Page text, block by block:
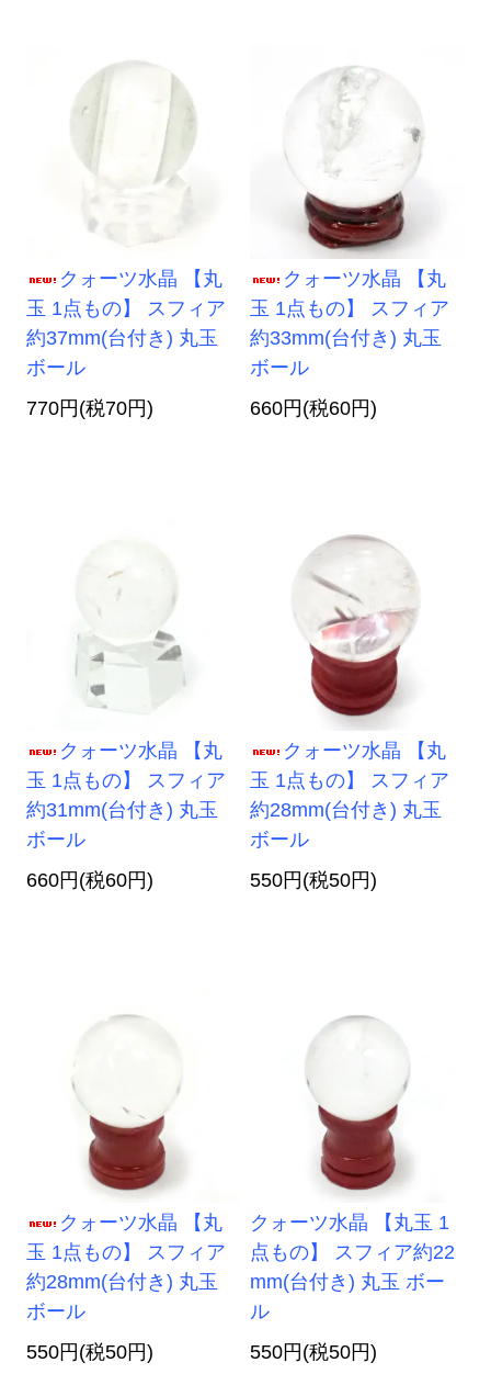
クォーツ水晶 【丸
玉 1点もの】 スフィア
約37mm(台付き) 丸玉
ボール
770円(税70円)
クォーツ水晶 【丸
玉 1点もの】 スフィア
約33mm(台付き) 丸玉
ボール
660円(税60円)
クォーツ水晶 【丸
玉 1点もの】 スフィア
約31mm(台付き) 丸玉
ボール
660円(税60円)
クォーツ水晶 【丸
玉 1点もの】 スフィア
約28mm(台付き) 丸玉
ボール
550円(税50円)
クォーツ水晶 【丸
玉 1点もの】 スフィア
約28mm(台付き) 丸玉
ボール
550円(税50円)
クォーツ水晶 【丸玉 1
点もの】 スフィア約22
mm(台付き) 丸玉 ボー
ル
550円(税50円)